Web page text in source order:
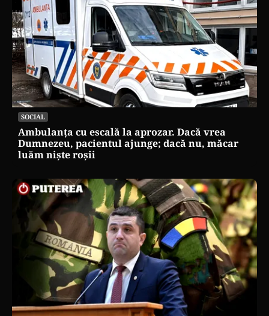
SOCIAL
Ambulanța cu escală la aprozar. Dacă vrea
Dumnezeu, pacientul ajunge; dacă nu, măcar
luăm niște roșii